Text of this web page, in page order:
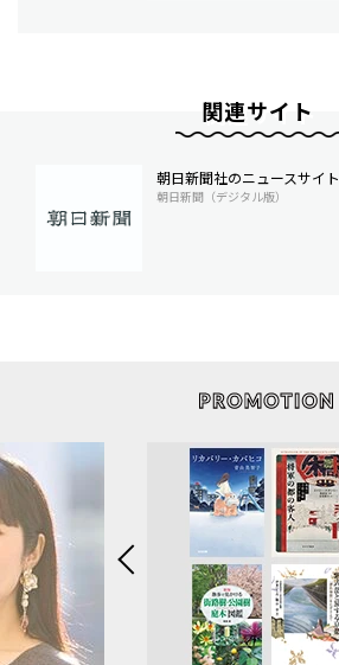
関連サイト
朝日新聞社のニュースサイト
朝日新聞（デジタル版）